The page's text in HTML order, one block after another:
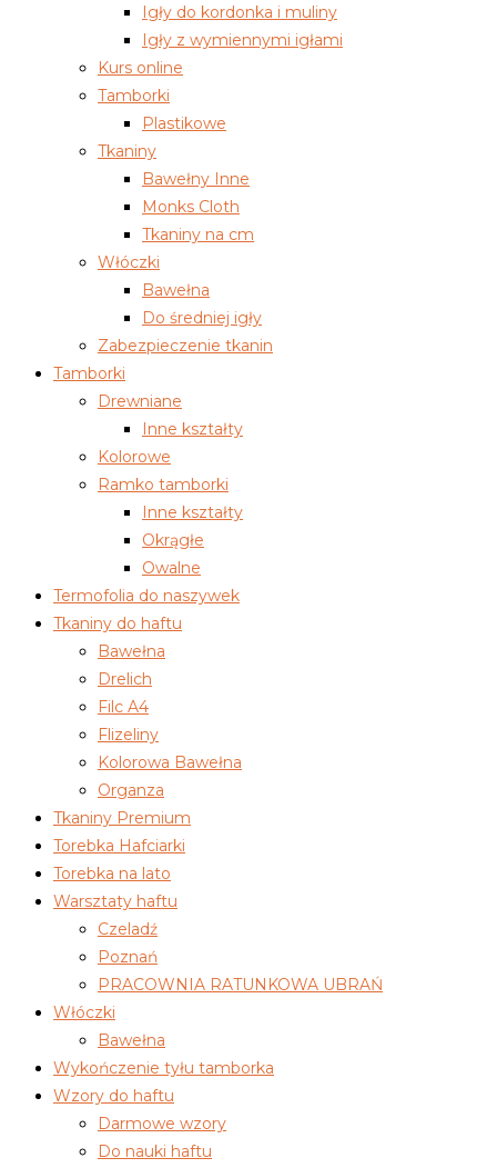
Igły do kordonka i muliny
Igły z wymiennymi igłami
Kurs online
Tamborki
Plastikowe
Tkaniny
Bawełny Inne
Monks Cloth
Tkaniny na cm
Włóczki
Bawełna
Do średniej igły
Zabezpieczenie tkanin
Tamborki
Drewniane
Inne kształty
Kolorowe
Ramko tamborki
Inne kształty
Okrągłe
Owalne
Termofolia do naszywek
Tkaniny do haftu
Bawełna
Drelich
Filc A4
Flizeliny
Kolorowa Bawełna
Organza
Tkaniny Premium
Torebka Hafciarki
Torebka na lato
Warsztaty haftu
Czeladź
Poznań
PRACOWNIA RATUNKOWA UBRAŃ
Włóczki
Bawełna
Wykończenie tyłu tamborka
Wzory do haftu
Darmowe wzory
Do nauki haftu